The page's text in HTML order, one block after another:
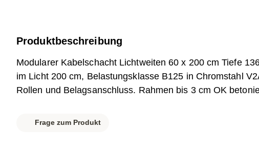
Produktbeschreibung
Modularer Kabelschacht Lichtweiten 60 x 200 cm Tiefe
im Licht 200 cm, Belastungsklasse B125 in Chromstahl
Rollen und Belagsanschluss. Rahmen bis 3 cm OK
Frage zum Produkt